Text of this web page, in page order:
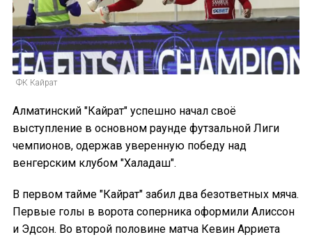
ФК Кайрат
Алматинский "Кайрат" успешно начал своё
выступление в основном раунде футзальной Лиги
чемпионов, одержав уверенную победу над
венгерским клубом "Халадаш".
В первом тайме "Кайрат" забил два безответных мяча.
Первые голы в ворота соперника оформили Алиссон
и Эдсон. Во второй половине матча Кевин Арриета